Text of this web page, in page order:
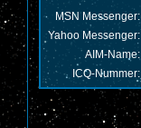
MSN Messenger:
Yahoo Messenger:
AIM-Name:
ICQ-Nummer: